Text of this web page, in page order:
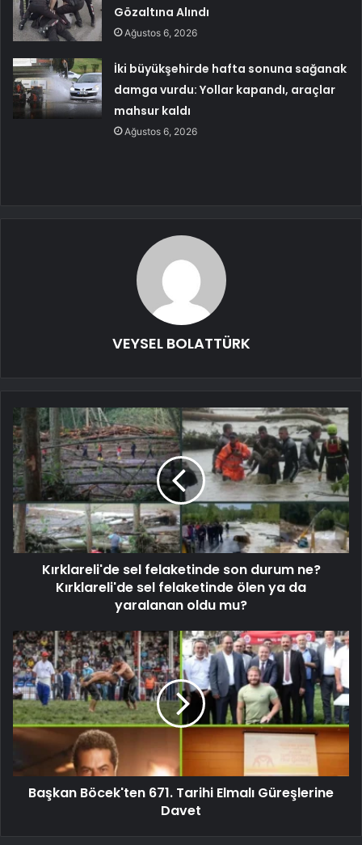
Gözaltına Alındı
Ağustos 6, 2026
İki büyükşehirde hafta sonuna sağanak
damga vurdu: Yollar kapandı, araçlar
mahsur kaldı
Ağustos 6, 2026
VEYSEL BOLATTÜRK
Kırklareli'de sel felaketinde son durum ne?
Kırklareli'de sel felaketinde ölen ya da
yaralanan oldu mu?
Başkan Böcek'ten 671. Tarihi Elmalı Güreşlerine
Davet